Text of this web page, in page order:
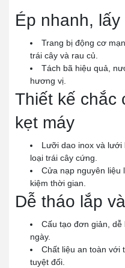
Ép nhanh,
Trang bị động cơ
trái cây và rau củ.
Tách bã hiệu quả,
hương vị.
Thiết kế chắc
kẹt máy
Lưỡi dao inox và lưới
loại trái cây cứng.
Cửa nạp nguyên liệu
kiệm thời gian.
Dễ tháo lắp
Cấu tạo đơn giản,
ngày.
Chất liệu an toàn với
tuyệt đối.